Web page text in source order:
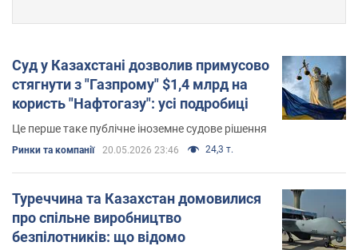
Суд у Казахстані дозволив примусово
стягнути з "Газпрому" $1,4 млрд на
користь "Нафтогазу": усі подробиці
Це перше таке публічне іноземне судове рішення
Ринки та компанії 20.05.2026 23:46 24,3 т.
Туреччина та Казахстан домовилися
про спільне виробництво
безпілотників: що відомо